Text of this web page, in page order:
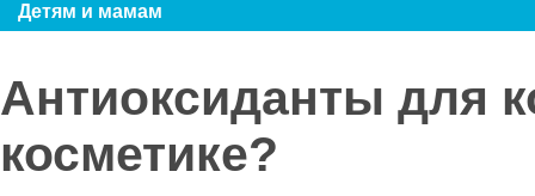
Детям и мамам
Антиоксиданты для
косметике?